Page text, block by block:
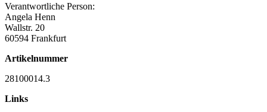
Verantwortliche Person:
Angela Henn
Wallstr. 20
60594 Frankfurt
Artikelnummer
28100014.3
Links